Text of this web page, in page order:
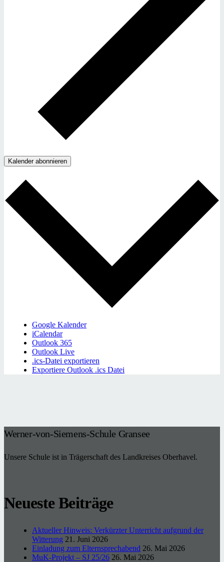
Kalender abonnieren
Google Kalender
iCalendar
Outlook 365
Outlook Live
.ics-Datei exportieren
Exportiere Outlook .ics Datei
Werner-von-Siemens-Schule Gransee
Unsere Schule ist in Trägerschaft des Landkreises Oberhavel.
Neueste Beiträge
Aktueller Hinweis: Verkürzter Unterricht aufgrund der
Witterung 21. Juni 2026
Einladung zum Elternsprechabend 26. Mai 2026
MuK-Projekt – SJ 25/26 26. Mai 2026